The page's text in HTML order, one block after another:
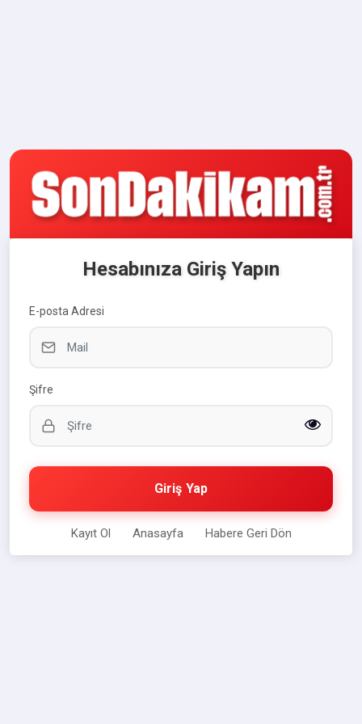
Hesabınıza Giriş Yapın
E-posta Adresi
Şifre
Giriş Yap
Kayıt Ol Anasayfa Habere Geri Dön